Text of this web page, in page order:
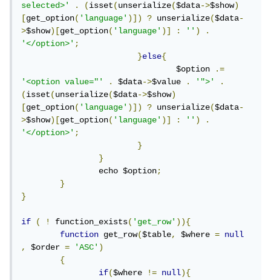
selected>'
. (isset(unserialize($data->$show)
[get_option('language')]) ? unserialize($data-
>$show)[get_option('language')] : '')
.
'</option>';
}else{
				$option
.=
'<option value="'
. $data->$value . '">'
.
(isset(unserialize($data->$show)
[get_option('language')]) ? unserialize($data-
>$show)[get_option('language')] : '')
.
'</option>';
}
}
		echo $option
;
}
}
if ( ! function_exists('get_row')){
function get_row($table, $where =
null
,
$order = 'ASC')
{
if($where != null){